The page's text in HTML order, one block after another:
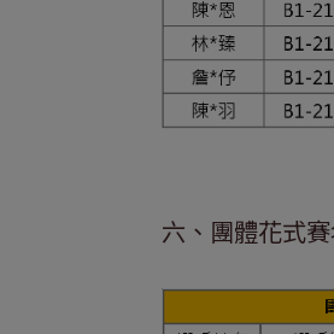
六、團體花式